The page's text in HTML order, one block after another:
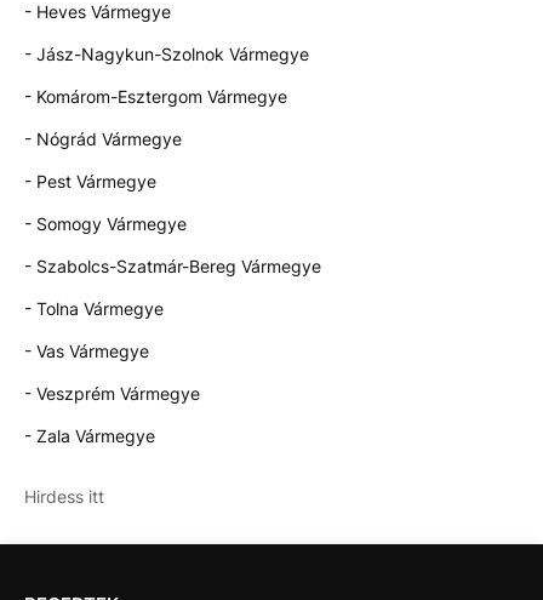
- Heves Vármegye
- Jász-Nagykun-Szolnok Vármegye
- Komárom-Esztergom Vármegye
- Nógrád Vármegye
- Pest Vármegye
- Somogy Vármegye
- Szabolcs-Szatmár-Bereg Vármegye
- Tolna Vármegye
- Vas Vármegye
- Veszprém Vármegye
- Zala Vármegye
Hirdess itt